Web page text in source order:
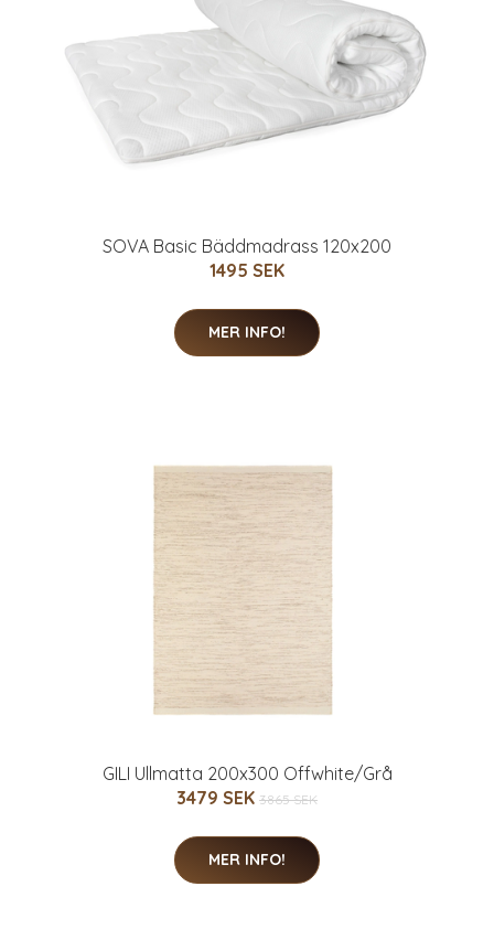
SOVA Basic Bäddmadrass 120x200
1495 SEK
MER INFO!
GILI Ullmatta 200x300 Offwhite/Grå
3479 SEK 3865 SEK
MER INFO!